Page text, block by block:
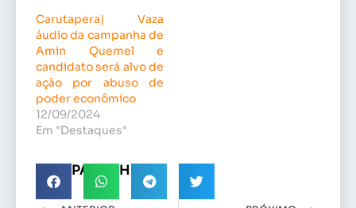
Carutapera| Vaza
áudio da campanha de
Amin Quemel e
candidato será alvo de
ação por abuso de
poder econômico
12/09/2024
Em "Destaques"
COMPARTILHE!